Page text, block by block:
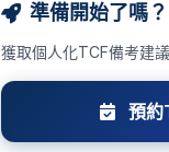
準備開始了嗎？
獲取個人化TCF備考建
預約